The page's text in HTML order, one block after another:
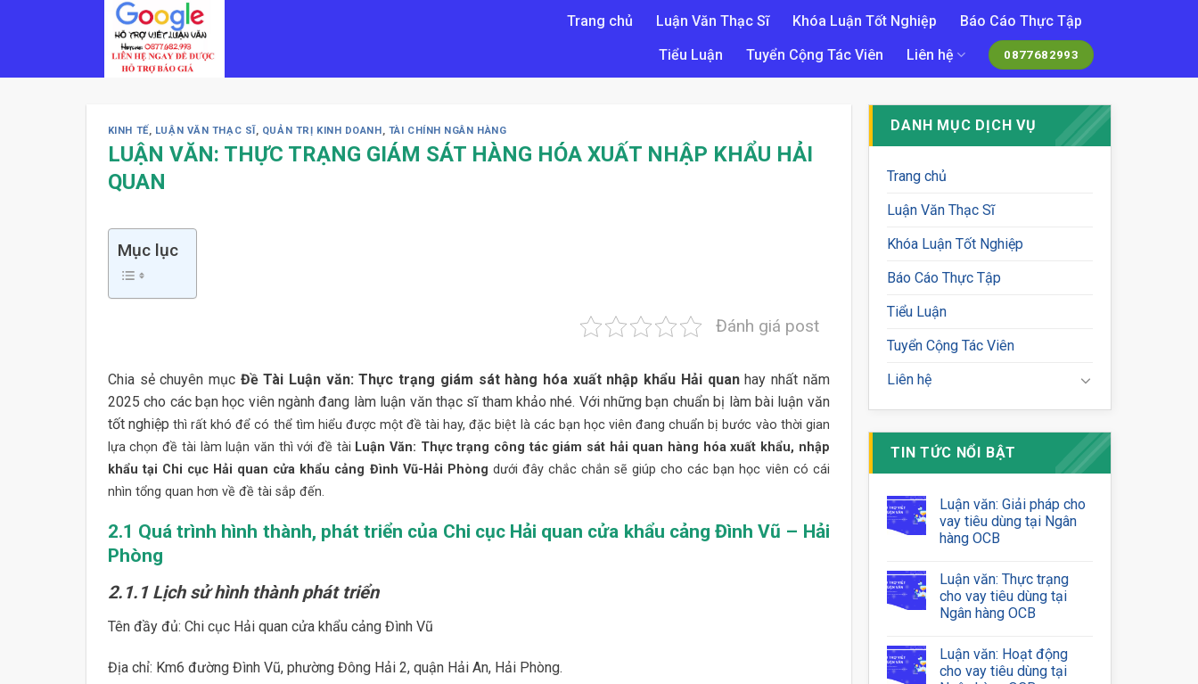
Trang chủ Luận Văn Thạc Sĩ Khóa Luận Tốt Nghiệp
Báo Cáo Thực Tập
Tiểu Luận
Tuyển Cộng Tác Viên Liên hệ 0877682993
KINH TẾ, LUẬN VĂN THẠC SĨ , QUẢN TRỊ KINH DOANH, TÀI CHÍNH NGÂN HÀNG
LUẬN VĂN: THỰC TRẠNG GIÁM SÁT HÀNG HÓA XUẤT NHẬP KHẨU HẢI
QUAN
Mục lục
Đánh giá post
Chia sẻ chuyên mục Đề Tài Luận văn: Thực trạng giám sát hàng hóa xuất nhập khẩu Hải quanhay nhất năm
2025 cho các bạn học viên ngành đang làm luận văn thạc sĩ tham khảo nhé. Với những bạn chuẩn bị làm bài luận văn
tốt nghiệp thì rất khó để có thể tìm hiểu được một đề tài hay, đặc biệt là các bạn học viên đang chuẩn bị bước vào thời gian
lựa chọn đề tài làm luận văn thì với đề tài Luận Văn: Thực trạng công tác giám sát hải quan hàng hóa xuất khẩu, nhập
khẩu tại Chi cục Hải quan cửa khẩu cảng Đình Vũ-Hải Phòng dưới đây chắc chắn sẽ giúp cho các bạn học viên có cái
nhìn tổng quan hơn về đề tài sắp đến.
2.1 Quá trình hình thành, phát triển của Chi cục Hải quan cửa khẩu cảng Đình Vũ – Hải
Phòng
2.1.1 Lịch sử hình thành phát triển
Tên đầy đủ: Chi cục Hải quan cửa khẩu cảng Đình Vũ
Địa chỉ: Km6 đường Đình Vũ, phường Đông Hải 2, quận Hải An, Hải Phòng.
DANH MỤC DỊCH VỤ
Trang chủ
Luận Văn Thạc Sĩ
Khóa Luận Tốt Nghiệp
Báo Cáo Thực Tập
Tiểu Luận
Tuyển Cộng Tác Viên
Liên hệ
TIN TỨC NỔI BẬT
Luận văn: Giải pháp cho
vay tiêu dùng tại Ngân
hàng OCB
Luận văn: Thực trạng
cho vay tiêu dùng tại
Ngân hàng OCB
Luận văn: Hoạt động
cho vay tiêu dùng tại